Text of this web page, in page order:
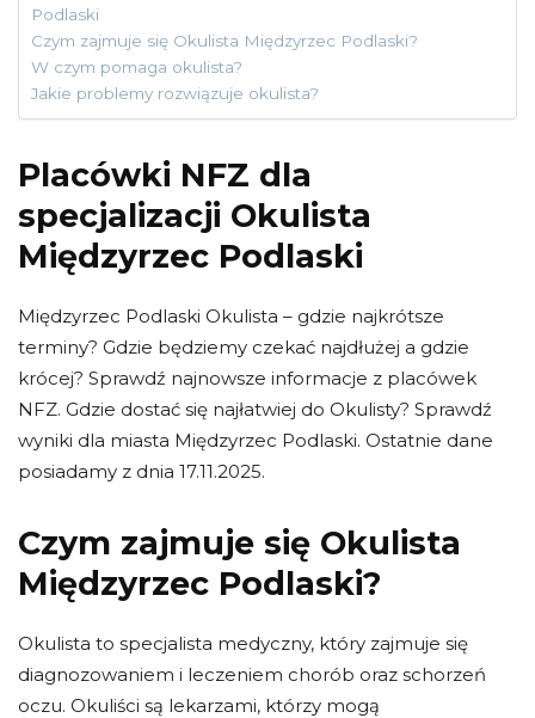
Podlaski
Czym zajmuje się Okulista Międzyrzec Podlaski?
W czym pomaga okulista?
Jakie problemy rozwiązuje okulista?
Placówki NFZ dla
specjalizacji Okulista
Międzyrzec Podlaski
Międzyrzec Podlaski Okulista – gdzie najkrótsze
terminy? Gdzie będziemy czekać najdłużej a gdzie
krócej? Sprawdź najnowsze informacje z placówek
NFZ. Gdzie dostać się najłatwiej do Okulisty? Sprawdź
wyniki dla miasta Międzyrzec Podlaski. Ostatnie dane
posiadamy z dnia 17.11.2025.
Czym zajmuje się Okulista
Międzyrzec Podlaski?
Okulista to specjalista medyczny, który zajmuje się
diagnozowaniem i leczeniem chorób oraz schorzeń
oczu. Okuliści są lekarzami, którzy mogą